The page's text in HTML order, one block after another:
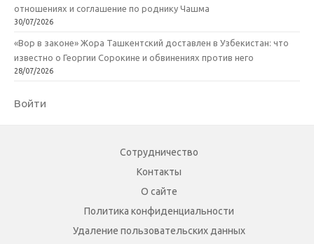
отношениях и соглашение по роднику Чашма
30/07/2026
«Вор в законе» Жора Ташкентский доставлен в Узбекистан: что
известно о Георгии Сорокине и обвинениях против него
28/07/2026
Войти
Сотрудничество
Контакты
О сайте
Политика конфиденциальности
Удаление пользовательских данных